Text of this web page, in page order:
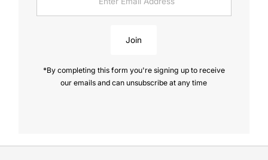
Address
Join
*By completing this form you're signing up to receive
our emails and can unsubscribe at any time